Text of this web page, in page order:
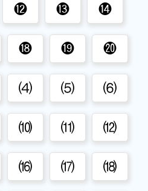
⓬ ⓭ ⓮
⓲ ⓳ ⓴
⑷ ⑸ ⑹
⑽ ⑾ ⑿
⒃ ⒄ ⒅